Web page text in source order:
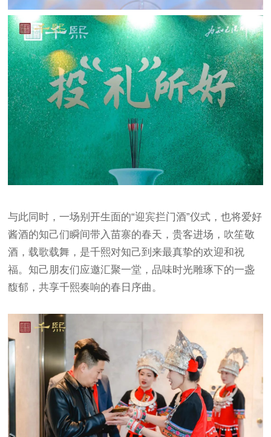
与此同时，一场别开生面的“迎宾拦门酒”仪式，也将爱好
酱酒的知己们瞬间带入苗寨的春天，贵客进场，吹笙敬
酒，载歌载舞，是千熙对知己到来最真挚的欢迎和祝
福。知己朋友们应邀汇聚一堂，品味时光雕琢下的一盏
馥郁，共享千熙奏响的春日序曲。